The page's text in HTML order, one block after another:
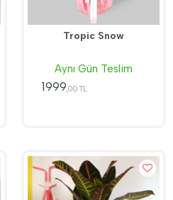
Tropic Snow
Aynı Gün Teslim
1999,00 TL